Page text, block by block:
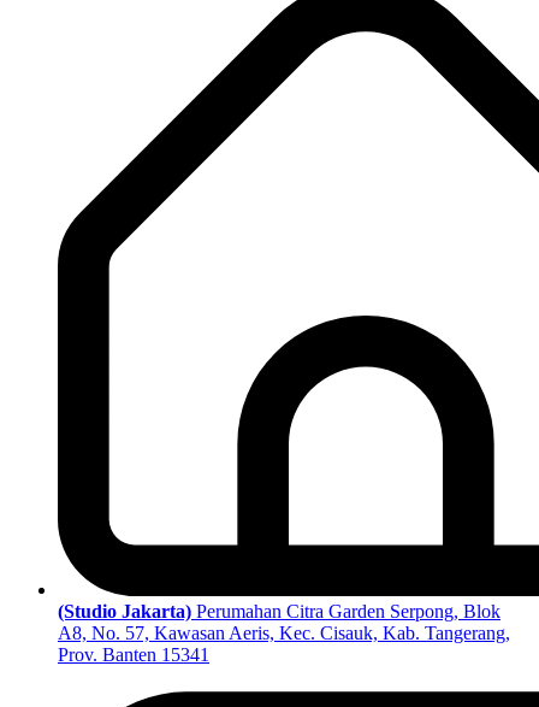
(Studio Jakarta) Perumahan Citra Garden Serpong, Blok
A8, No. 57, Kawasan Aeris, Kec. Cisauk, Kab. Tangerang,
Prov. Banten 15341